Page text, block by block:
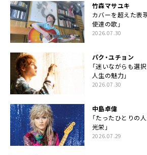
竹森マサユキ
カバーを超えた表
使達の歌」
2026.07.30
パク・ユチョン
「迷いながらも選
人生の魅力」
2026.07.30
中島卓偉
「たったひとりの
光栄」
2026.07.29